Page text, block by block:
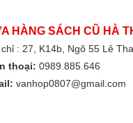
HÀNG SÁCH CŨ HÀ
: 27, K14b, Ngõ 55 Lê
thoại: 0989.885.646
vanhop0807@gmail.com